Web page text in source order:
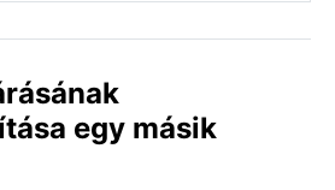
egy másik